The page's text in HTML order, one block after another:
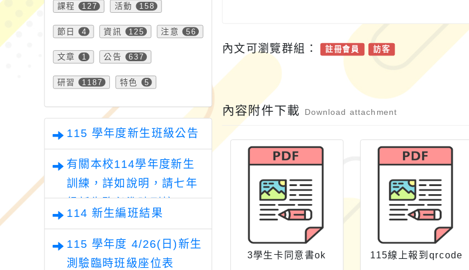
課程 127 活動 158
節日 4 資訊 125 注意 56
文章 1 公告 637
研習 1187 特色 5
115 學年度新生班級公告
有關本校114學年度新生
訓練，詳如說明，請七年
114 新生編班結果
115 學年度 4/26(日)新生
測驗臨時班級座位表
內文可瀏覽群組： 註冊會員 訪客
內容附件下載 Download attachment
3學生卡同意書ok 115線上報到qrcode